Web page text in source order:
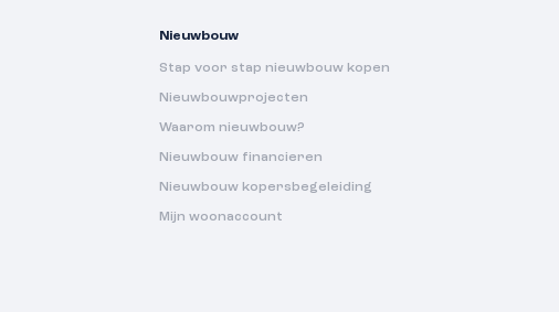
Nieuwbouw
Stap voor stap nieuwbouw kopen
Nieuwbouwprojecten
Waarom nieuwbouw?
Nieuwbouw financieren
Nieuwbouw kopersbegeleiding
Mijn woonaccount